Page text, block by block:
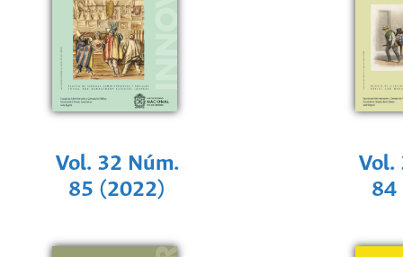
Vol. 32 Núm.
85 (2022)
Vol.
84